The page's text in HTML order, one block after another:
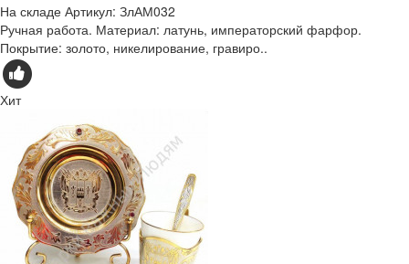
На складе Артикул: ЗлАМ032
Ручная работа. Материал: латунь, императорский фарфор.
Покрытие: золото, никелирование, гравиро..
Хит